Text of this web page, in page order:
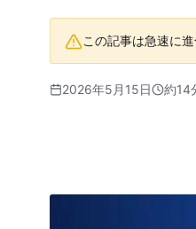
この記事は急速に
2026年5月15日 約14